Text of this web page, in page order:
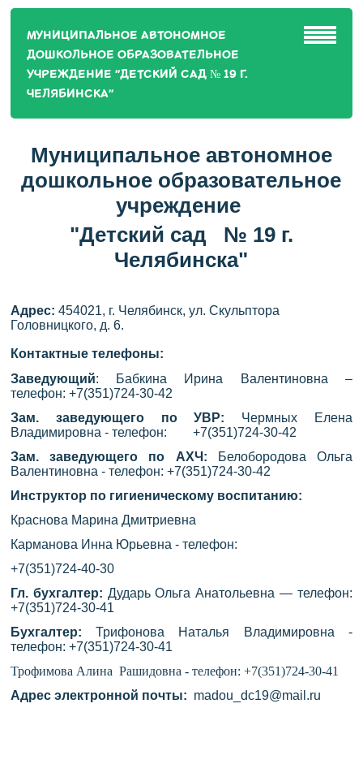
МУНИЦИПАЛЬНОЕ АВТОНОМНОЕ
ДОШКОЛЬНОЕ ОБРАЗОВАТЕЛЬНОЕ
УЧРЕЖДЕНИЕ "ДЕТСКИЙ САД № 19 Г.
ЧЕЛЯБИНСКА"
Муниципальное автономное
дошкольное образовательное
учреждение
"Детский сад № 19 г.
Челябинска"
Адрес:454021, г. Челябинск, ул. Скульптора
Головницкого, д. 6.
Контактные телефоны:
Заведующий: Бабкина Ирина Валентиновна –
телефон: +7(351)724-30-42
Зам. заведующего по УВР: Чермных Елена
Владимировна - телефон: +7(351)724-30-42
Зам. заведующего по АХЧ: Белобородова Ольга
Валентиновна - телефон: +7(351)724-30-42
Инструктор по гигиеническому воспитанию:
Краснова Марина Дмитриевна
Карманова Инна Юрьевна - телефон:
+7(351)724-40-30
Гл. бухгалтер: Дударь Ольга Анатольевна — телефон:
+7(351)724-30-41
Бухгалтер: Трифонова Наталья Владимировна -
телефон: +7(351)724-30-41
Трофимова Алина Рашидовна - телефон: +7(351)724-30-41
Адрес электронной почты: madou_dc19@mail.ru